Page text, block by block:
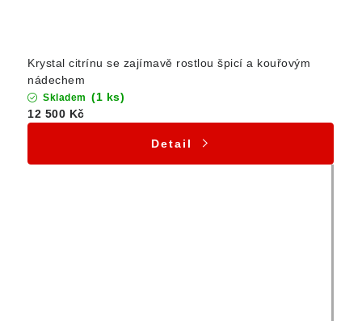
Krystal citrínu se zajímavě rostlou špicí a kouřovým
nádechem
Skladem (1 ks)
12 500 Kč
Detail